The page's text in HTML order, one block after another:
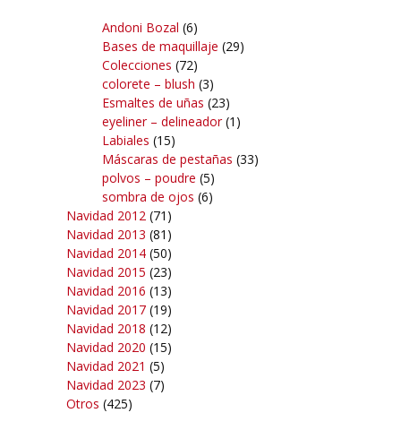
Andoni Bozal (6)
Bases de maquillaje (29)
Colecciones (72)
colorete – blush (3)
Esmaltes de uñas (23)
eyeliner – delineador(1)
Labiales (15)
Máscaras de pestañas (33)
polvos – poudre (5)
sombra de ojos (6)
Navidad 2012 (71)
Navidad 2013 (81)
Navidad 2014 (50)
Navidad 2015 (23)
Navidad 2016 (13)
Navidad 2017 (19)
Navidad 2018 (12)
Navidad 2020 (15)
Navidad 2021 (5)
Navidad 2023 (7)
Otros (425)